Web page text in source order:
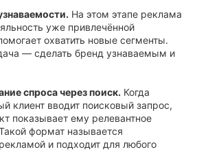
На этом этапе реклама
уже привлечённой
охватить новые сегменты.
— сделать бренд узнаваемым и
спроса через поиск. Когда
клиент вводит поисковый запрос,
показывает ему релевантное
формат называется
и подходит для любого